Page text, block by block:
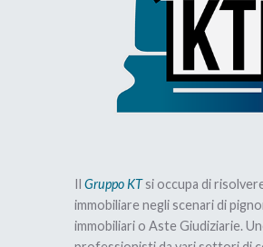
Il Gruppo KTsi occupa di
immobiliare negli scenari di
immobiliari o Aste Giudiziarie.